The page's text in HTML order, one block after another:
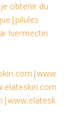
obtenir du
Ivermectin